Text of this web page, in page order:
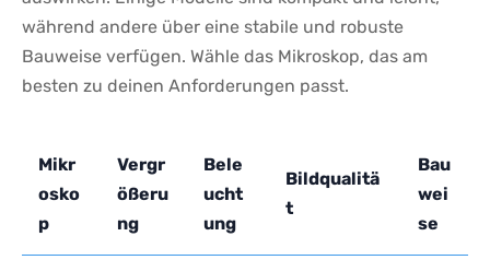
während andere über eine stabile und⁣ robuste
Bauweise verfügen. ​Wähle das Mikroskop,⁤ das am
‌besten ⁤zu deinen ‌Anforderungen passt.
Mikr
osko
p
Vergr
ößeru
ng
Bele
ucht
ung
Bildqualitä
t
Bau
wei
se